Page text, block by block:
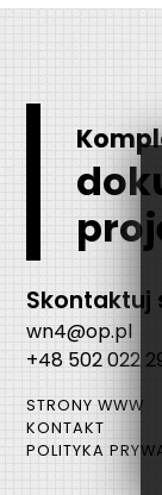
Skontaktuj
wn4@op.pl
+48 502 022
STRONY WWW
KONTAKT
POLITYKA